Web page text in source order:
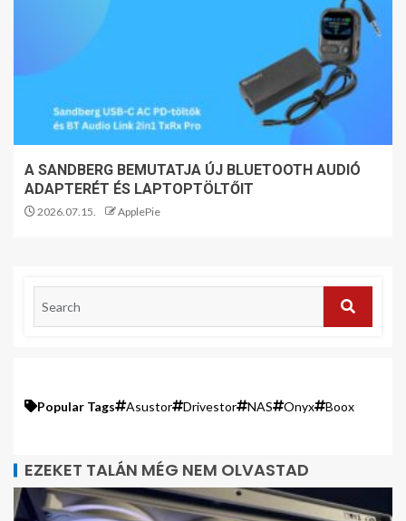
A SANDBERG BEMUTATJA ÚJ BLUETOOTH AUDIÓ
ADAPTERÉT ÉS LAPTOPTÖLTŐIT
2026.07.15. ApplePie
Popular Tags Asustor Drivestor NAS Onyx Boox
EZEKET TALÁN MÉG NEM OLVASTAD